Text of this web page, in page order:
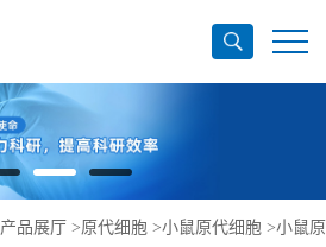
产品展厅 >原代细胞 >小鼠原代细胞 >小鼠原